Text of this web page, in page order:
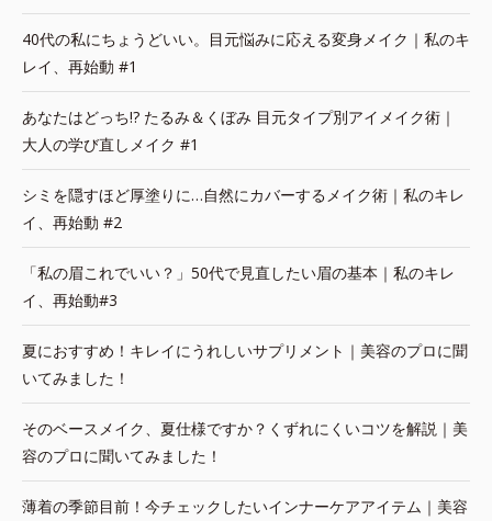
40代の私にちょうどいい。目元悩みに応える変身メイク｜私のキ
レイ、再始動 #1
あなたはどっち!? たるみ＆くぼみ 目元タイプ別アイメイク術｜
大人の学び直しメイク #1
シミを隠すほど厚塗りに…自然にカバーするメイク術｜私のキレ
イ、再始動 #2
「私の眉これでいい？」50代で見直したい眉の基本｜私のキレ
イ、再始動#3
夏におすすめ！キレイにうれしいサプリメント｜美容のプロに聞
いてみました！
そのベースメイク、夏仕様ですか？くずれにくいコツを解説｜美
容のプロに聞いてみました！
薄着の季節目前！今チェックしたいインナーケアアイテム｜美容